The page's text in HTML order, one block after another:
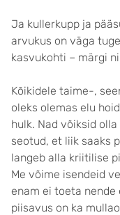
Ja kullerkupp ja
arvukus on väga
kasvukohti – märgi
Kõikidele taime-,
oleks olemas elu
hulk. Nad võiksid
seotud, et liik saaks
langeb alla kriitilise
Me võime isendeid
enam ei toeta nende
piisavus on ka